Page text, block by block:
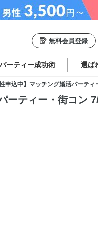
無料会員登録
パーティー成功術 選ば
申込中】マッチング婚活パーテ
ーティー・街コン